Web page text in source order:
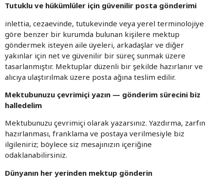
Tutuklu ve hükümlüler için güvenilir posta gönderimi
inlettia, cezaevinde, tutukevinde veya yerel terminolojiye
göre benzer bir kurumda bulunan kişilere mektup
göndermek isteyen aile üyeleri, arkadaşlar ve diğer
yakınlar için net ve güvenilir bir süreç sunmak üzere
tasarlanmıştır. Mektuplar düzenli bir şekilde hazırlanır ve
alıcıya ulaştırılmak üzere posta ağına teslim edilir.
Mektubunuzu çevrimiçi yazın — gönderim sürecini biz
halledelim
Mektubunuzu çevrimiçi olarak yazarsınız. Yazdırma, zarfın
hazırlanması, franklama ve postaya verilmesiyle biz
ilgileniriz; böylece siz mesajınızın içeriğine
odaklanabilirsiniz.
Dünyanın her yerinden mektup gönderin